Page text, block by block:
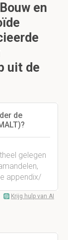
en
uit de
de
gelegen
appendix/
Krijg hulp van AI